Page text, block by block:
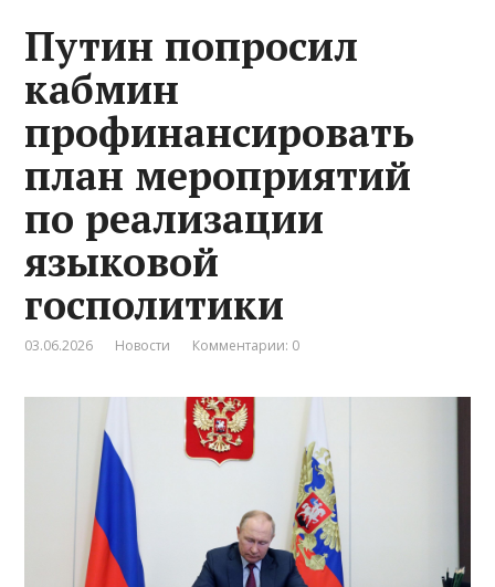
Путин попросил
кабмин
профинансировать
план мероприятий
по реализации
языковой
госполитики
03.06.2026 Новости Комментарии: 0